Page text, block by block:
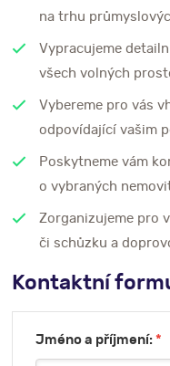
na trhu
Vypracujeme
všech volných
Vybereme pro vás
odpovídající vašim
Poskytneme vám
o vybraných
Zorganizujeme pro
či schůzku a
Kontaktní
Jméno a příjmení:*